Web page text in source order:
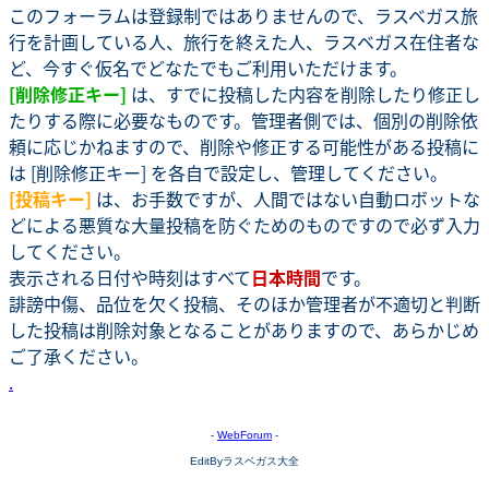
このフォーラムは登録制ではありませんので、ラスベガス旅
行を計画している人、旅行を終えた人、ラスベガス在住者な
ど、今すぐ仮名でどなたでもご利用いただけます。
[削除修正キー] は、すでに投稿した内容を削除したり修正し
たりする際に必要なものです。管理者側では、個別の削除依
頼に応じかねますので、削除や修正する可能性がある投稿に
は [削除修正キー] を各自で設定し、管理してください。
[投稿キー] は、お手数ですが、人間ではない自動ロボットな
どによる悪質な大量投稿を防ぐためのものですので必ず入力
してください。
表示される日付や時刻はすべて日本時間です。
誹謗中傷、品位を欠く投稿、そのほか管理者が不適切と判断
した投稿は削除対象となることがありますので、あらかじめ
ご了承ください。
.
- WebForum -
EditByラスベガス大全